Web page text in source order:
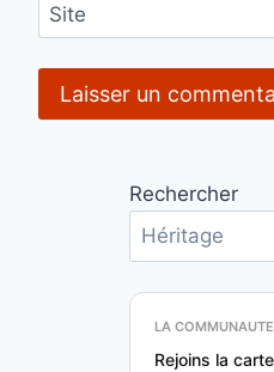
Site
Rechercher
LA COMMUNAUTE
Rejoins la